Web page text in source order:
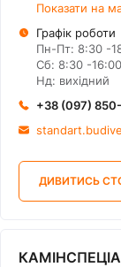
Показати на
Графік роботи
Пн-Пт: 8:30 -
Сб: 8:30 -16:00
Нд: вихідний
+38 (097)
ДИВИТИСЬ